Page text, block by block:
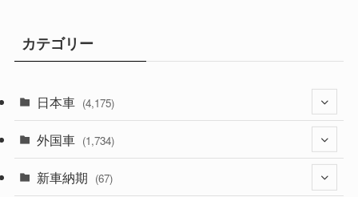
カテゴリー
日本車 (4,175)
(1,321)
(330)
外国車 (1,734)
新車納期 (67)